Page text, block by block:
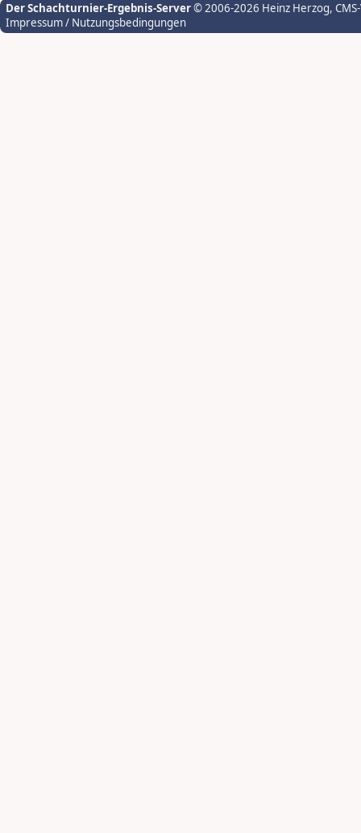
Der Schachturnier-Ergebnis-Server© 2006-2026 Heinz Herzog,
Impressum / Nutzungsbedingungen